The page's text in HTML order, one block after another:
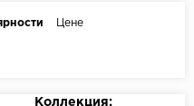
Цене
Коллекция: